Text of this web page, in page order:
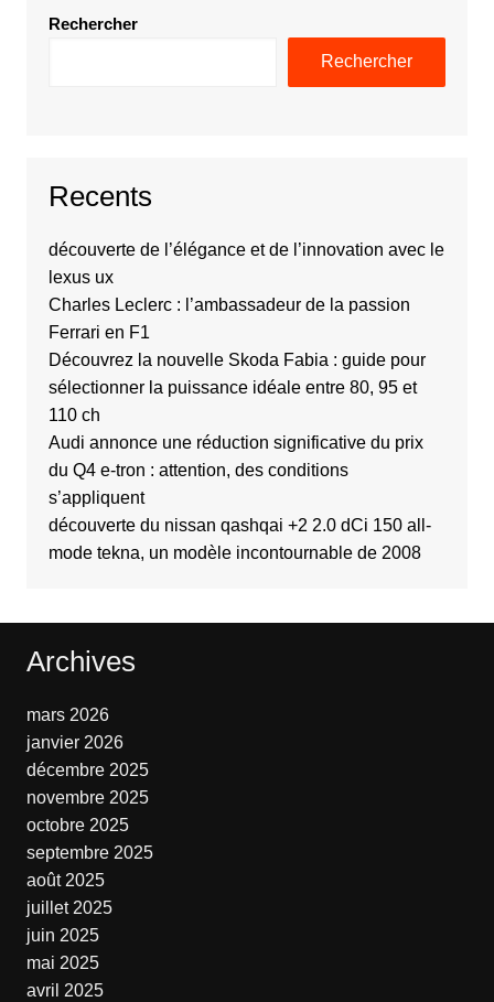
Rechercher
Rechercher
Recents
découverte de l’élégance et de l’innovation avec le
lexus ux
Charles Leclerc : l’ambassadeur de la passion
Ferrari en F1
Découvrez la nouvelle Skoda Fabia : guide pour
sélectionner la puissance idéale entre 80, 95 et
110 ch
Audi annonce une réduction significative du prix
du Q4 e-tron : attention, des conditions
s’appliquent
découverte du nissan qashqai +2 2.0 dCi 150 all-
mode tekna, un modèle incontournable de 2008
Archives
mars 2026
janvier 2026
décembre 2025
novembre 2025
octobre 2025
septembre 2025
août 2025
juillet 2025
juin 2025
mai 2025
avril 2025